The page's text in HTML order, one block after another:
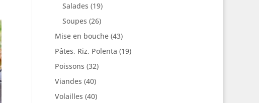
Salades (19)
Soupes (26)
Mise en bouche(43)
Pâtes, Riz, Polenta (19)
Poissons (32)
Viandes (40)
Volailles (40)